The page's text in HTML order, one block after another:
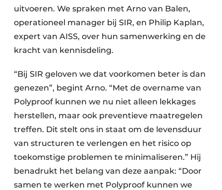
uitvoeren. We spraken met Arno van Balen,
operationeel manager bij SIR, en Philip Kaplan,
expert van AISS, over hun samenwerking en de
kracht van kennisdeling.
“Bij SIR geloven we dat voorkomen beter is dan
genezen”, begint Arno. “Met de overname van
Polyproof kunnen we nu niet alleen lekkages
herstellen, maar ook preventieve maatregelen
treffen. Dit stelt ons in staat om de levensduur
van structuren te verlengen en het risico op
toekomstige problemen te minimaliseren.” Hij
benadrukt het belang van deze aanpak: “Door
samen te werken met Polyproof kunnen we